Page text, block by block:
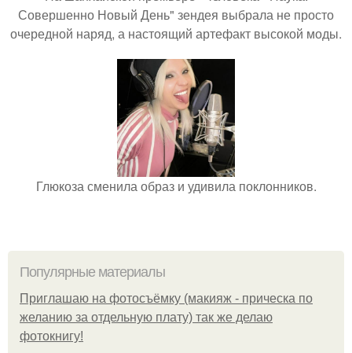
Совершенно Новый День" зендея выбрала не просто
очередной наряд, а настоящий артефакт высокой моды.
Глюкоза сменила образ и удивила поклонников.
Популярные материалы
Приглашаю на фотосъёмку (макияж - прическа по
желанию за отдельную плату) так же делаю
фотокнигу!